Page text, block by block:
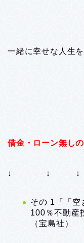
一緒に幸せな人生
借金・ローン無し
↓ ↓ ↓
その 1『「空
100％不動産
（宝島社）